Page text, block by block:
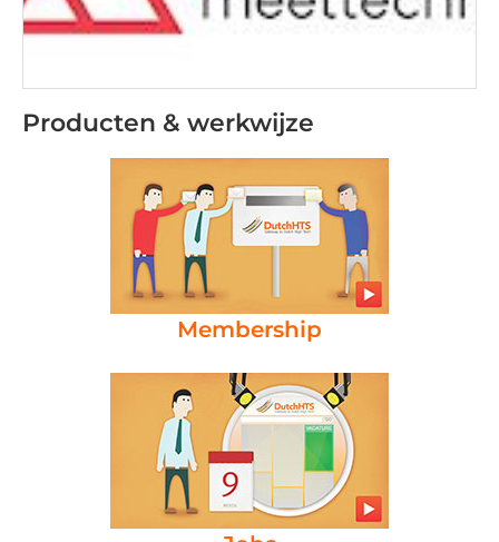
Producten & werkwijze
Membership